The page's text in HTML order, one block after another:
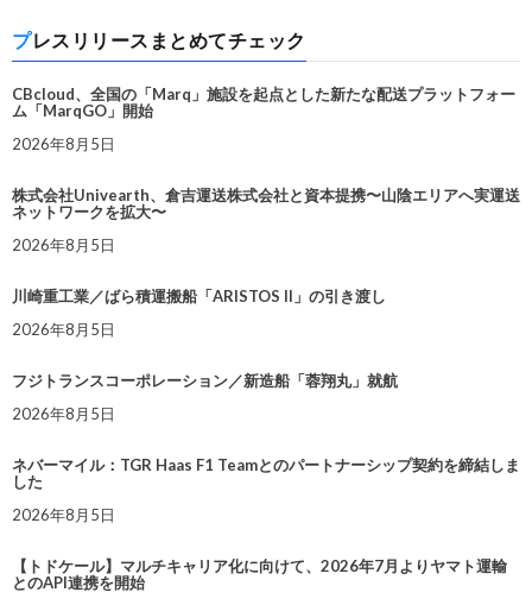
プレスリリースまとめてチェック
CBcloud、全国の「Marq」施設を起点とした新たな配送プラットフォー
ム「MarqGO」開始
2026年8月5日
株式会社Univearth、倉吉運送株式会社と資本提携〜山陰エリアへ実運送
ネットワークを拡大〜
2026年8月5日
川崎重工業／ばら積運搬船「ARISTOS II」の引き渡し
2026年8月5日
フジトランスコーポレーション／新造船「蓉翔丸」就航
2026年8月5日
ネバーマイル：TGR Haas F1 Teamとのパートナーシップ契約を締結しま
した
2026年8月5日
【トドケール】マルチキャリア化に向けて、2026年7月よりヤマト運輸
とのAPI連携を開始